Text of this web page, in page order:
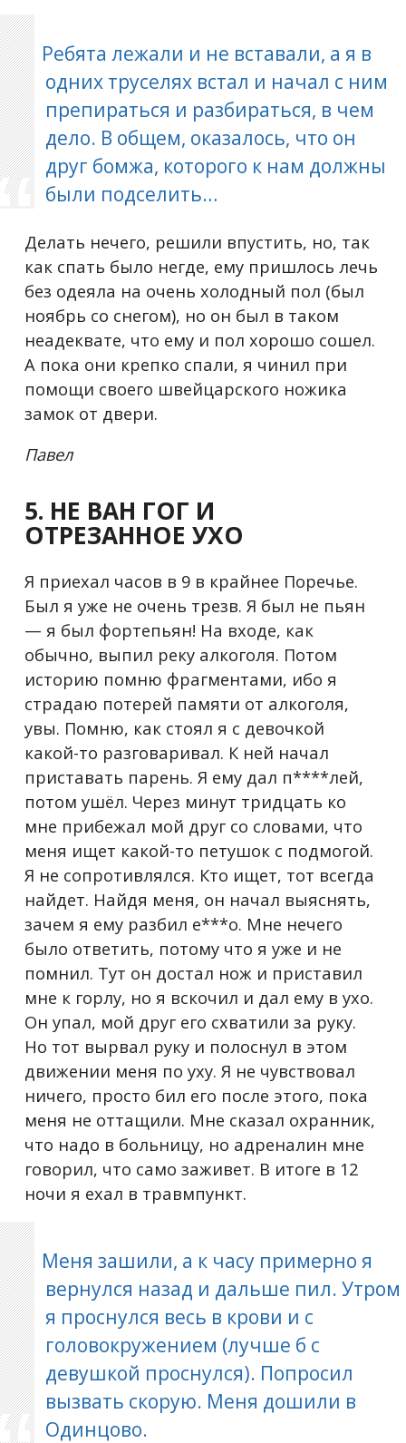
Ребята лежали и не вставали, а я в
одних труселях встал и начал с ним
препираться и разбираться, в чем
дело. В общем, оказалось, что он
друг бомжа, которого к нам должны
были подселить…
Делать нечего, решили впустить, но, так
как спать было негде, ему пришлось лечь
без одеяла на очень холодный пол (был
ноябрь со снегом), но он был в таком
неадеквате, что ему и пол хорошо сошел.
А пока они крепко спали, я чинил при
помощи своего швейцарского ножика
замок от двери.
Павел
5. НЕ ВАН ГОГ И
ОТРЕЗАННОЕ УХО
Я приехал часов в 9 в крайнее Поречье.
Был я уже не очень трезв. Я был не пьян
— я был фортепьян! На входе, как
обычно, выпил реку алкоголя. Потом
историю помню фрагментами, ибо я
страдаю потерей памяти от алкоголя,
увы. Помню, как стоял я с девочкой
какой-то разговаривал. К ней начал
приставать парень. Я ему дал п****лей,
потом ушёл. Через минут тридцать ко
мне прибежал мой друг со словами, что
меня ищет какой-то петушок с подмогой.
Я не сопротивлялся. Кто ищет, тот всегда
найдет. Найдя меня, он начал выяснять,
зачем я ему разбил е***о. Мне нечего
было ответить, потому что я уже и не
помнил. Тут он достал нож и приставил
мне к горлу, но я вскочил и дал ему в ухо.
Он упал, мой друг его схватили за руку.
Но тот вырвал руку и полоснул в этом
движении меня по уху. Я не чувствовал
ничего, просто бил его после этого, пока
меня не оттащили. Мне сказал охранник,
что надо в больницу, но адреналин мне
говорил, что само заживет. В итоге в 12
ночи я ехал в травмпункт.
Меня зашили, а к часу примерно я
вернулся назад и дальше пил. Утром
я проснулся весь в крови и с
головокружением (лучше б с
девушкой проснулся). Попросил
вызвать скорую. Меня дошили в
Одинцово.